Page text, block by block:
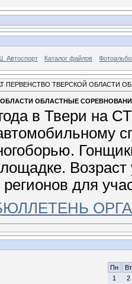
Автоспорт Каталог файлов
ПЕРВЕНСТВО ТВЕРСКОЙ ОБЛАСТИ
ОБЛАСТНЫЕ
в Твери на
Возраст
регионов для
Пн
Вт
1
2